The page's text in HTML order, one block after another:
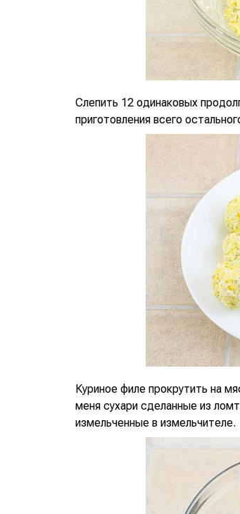
Слепить 12 одинаковых
приготовления всего
Куриное филе прокрутить на
меня сухари сделанные из
измельченные в измельчителе.